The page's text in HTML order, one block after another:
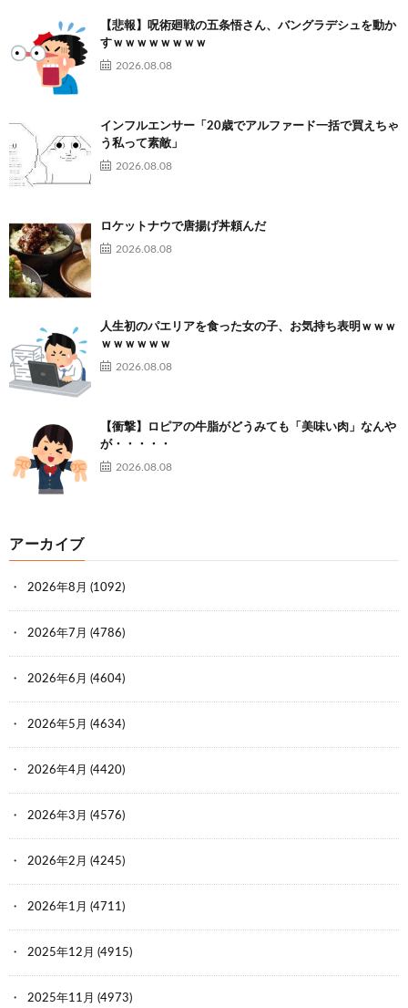
【悲報】呪術廻戦の五条悟さん、バングラデシュを動か
すｗｗｗｗｗｗｗｗ
2026.08.08
インフルエンサー「20歳でアルファード一括で買えちゃ
う私って素敵」
2026.08.08
ロケットナウで唐揚げ丼頼んだ
2026.08.08
人生初のパエリアを食った女の子、お気持ち表明ｗｗｗ
ｗｗｗｗｗｗ
2026.08.08
【衝撃】ロピアの牛脂がどうみても「美味い肉」なんや
が・・・・・
2026.08.08
アーカイブ
2026年8月 (1092)
2026年7月 (4786)
2026年6月 (4604)
2026年5月 (4634)
2026年4月 (4420)
2026年3月 (4576)
2026年2月 (4245)
2026年1月 (4711)
2025年12月 (4915)
2025年11月 (4973)